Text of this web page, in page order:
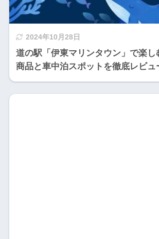
2024年10月28日
道の駅「伊東マリンタウン」で楽し
商品と車中泊スポットを徹底レビュ